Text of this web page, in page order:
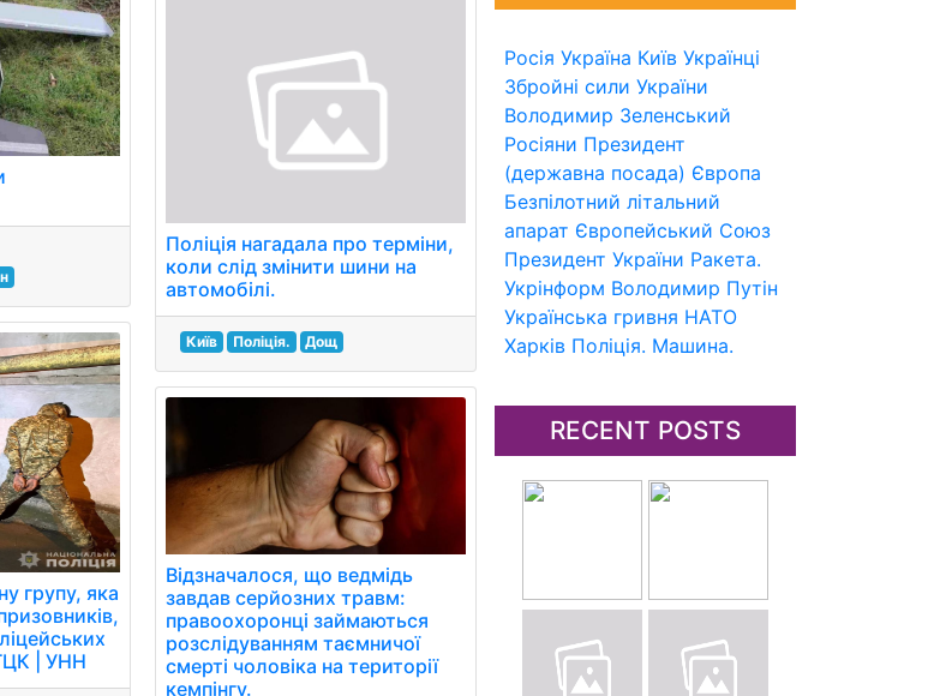
Росія Україна Київ Українці
Збройні сили України
Володимир Зеленський
Росіяни Президент
(державна посада) Європа
Безпілотний літальний
апарат Європейський Союз
Президент України Ракета.
Укрінформ Володимир Путін
Українська гривня НАТО
Харків Поліція. Машина.
RECENT POSTS
групу, яка
| УНН
Поліція нагадала про терміни,
коли слід змінити шини на
автомобілі.
Київ Поліція. Дощ
Відзначалося, що ведмідь
завдав серйозних травм:
правоохоронці займаються
розслідуванням таємничої
смерті чоловіка на території
кемпінгу.